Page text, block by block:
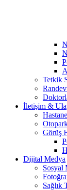
Tetkik
İletişim &
Görüş
Dijital Medya
Sosyal
Sağlık